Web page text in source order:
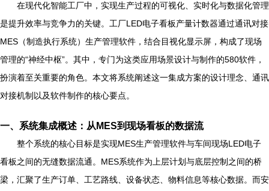
在现代化智能工厂中，实现生产过程的可视化、实时化与数据化管理
是提升效率与竞争力的关键。工厂LED电子看板产量计数器通过通讯对接
MES（制造执行系统）生产管理软件，结合目视化显示屏，构成了现场
管理的“神经中枢”。其中，专门为这类应用场景设计与制作的580软件，
扮演着至关重要的角色。本文将系统阐述这一集成方案的设计理念、通讯
对接机制以及软件制作的核心要点。
一、系统集成概述：从MES到现场看板的数据流
整个系统的核心目标是实现MES生产管理软件与车间现场LED电子
看板之间的无缝数据流通。MES系统作为上层计划与底层控制之间的桥
梁，汇聚了生产订单、工艺路线、设备状态、物料信息等核心数据。而安